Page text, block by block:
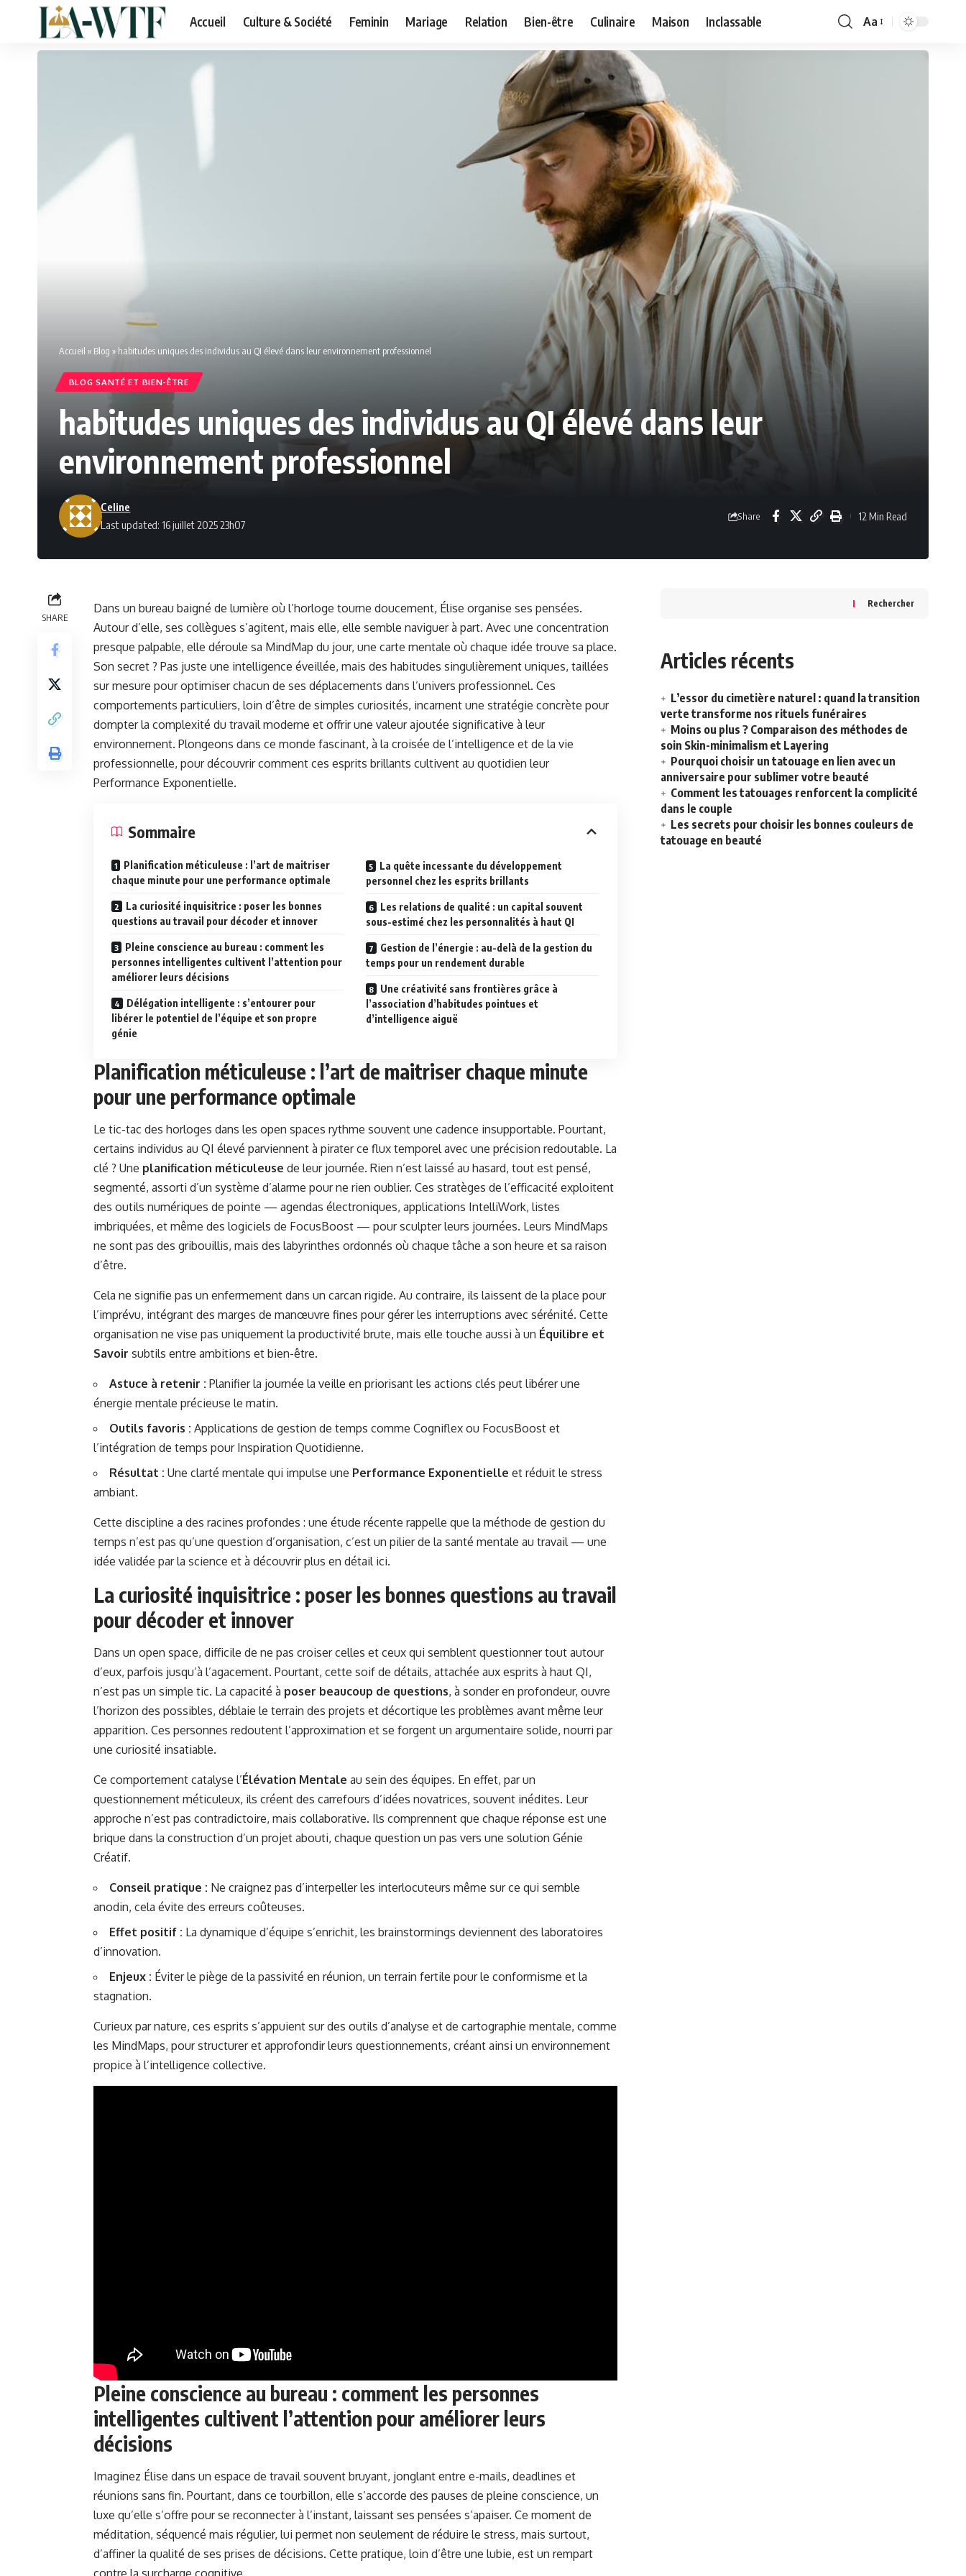
Accueil Culture & Société Feminin Mariage Relation Bien-être Culinaire Maison Inclassable
Font
Resizer
Aa
Accueil » Blog » habitudes uniques des individus au QI élevé dans leur environnement professionnel
BLOG SANTÉ ET BIEN-ÊTRE
habitudes uniques des individus au QI élevé dans leur
environnement professionnel
Last updated: 16 juillet 2025 23h07
Celine
Share 12 Min Read
SHARE
Dans un bureau baigné de lumière où l’horloge tourne doucement, Élise organise ses pensées.
Autour d’elle, ses collègues s’agitent, mais elle, elle semble naviguer à part. Avec une concentration
presque palpable, elle déroule sa MindMap du jour, une carte mentale où chaque idée trouve sa place.
Son secret ? Pas juste une intelligence éveillée, mais des habitudes singulièrement uniques, taillées
sur mesure pour optimiser chacun de ses déplacements dans l’univers professionnel. Ces
comportements particuliers, loin d’être de simples curiosités, incarnent une stratégie concrète pour
dompter la complexité du travail moderne et offrir une valeur ajoutée significative à leur
environnement. Plongeons dans ce monde fascinant, à la croisée de l’intelligence et de la vie
professionnelle, pour découvrir comment ces esprits brillants cultivent au quotidien leur
Performance Exponentielle.
Sommaire
Planification méticuleuse : l’art de maitriser
chaque minute pour une performance optimale
La curiosité inquisitrice : poser les bonnes
questions au travail pour décoder et innover
Pleine conscience au bureau : comment les
personnes intelligentes cultivent l’attention pour
améliorer leurs décisions
Délégation intelligente : s’entourer pour
libérer le potentiel de l’équipe et son propre
génie
La quête incessante du développement
personnel chez les esprits brillants
Les relations de qualité : un capital souvent
sous-estimé chez les personnalités à haut QI
Gestion de l’énergie : au-delà de la gestion du
temps pour un rendement durable
Une créativité sans frontières grâce à
l’association d’habitudes pointues et
d’intelligence aiguë
Planification méticuleuse : l’art de maitriser chaque minute
pour une performance optimale
Le tic-tac des horloges dans les open spaces rythme souvent une cadence insupportable. Pourtant,
certains individus au QI élevé parviennent à pirater ce flux temporel avec une précision redoutable. La
clé ? Une planification méticuleuse de leur journée. Rien n’est laissé au hasard, tout est pensé,
segmenté, assorti d’un système d’alarme pour ne rien oublier. Ces stratèges de l’efficacité exploitent
des outils numériques de pointe — agendas électroniques, applications IntelliWork, listes
imbriquées, et même des logiciels de FocusBoost — pour sculpter leurs journées. Leurs MindMaps
ne sont pas des gribouillis, mais des labyrinthes ordonnés où chaque tâche a son heure et sa raison
d’être.
Cela ne signifie pas un enfermement dans un carcan rigide. Au contraire, ils laissent de la place pour
l’imprévu, intégrant des marges de manœuvre fines pour gérer les interruptions avec sérénité. Cette
organisation ne vise pas uniquement la productivité brute, mais elle touche aussi à un Équilibre et
Savoir subtils entre ambitions et bien-être.
Astuce à retenir : Planifier la journée la veille en priorisant les actions clés peut libérer une
énergie mentale précieuse le matin.
Outils favoris : Applications de gestion de temps comme Cogniflex ou FocusBoost et
l’intégration de temps pour Inspiration Quotidienne.
Résultat : Une clarté mentale qui impulse une Performance Exponentielle et réduit le stress
ambiant.
Cette discipline a des racines profondes : une étude récente rappelle que la méthode de gestion du
temps n’est pas qu’une question d’organisation, c’est un pilier de la santé mentale au travail — une
idée validée par la science et à découvrir plus en détail ici.
La curiosité inquisitrice : poser les bonnes questions au travail
pour décoder et innover
Dans un open space, difficile de ne pas croiser celles et ceux qui semblent questionner tout autour
d’eux, parfois jusqu’à l’agacement. Pourtant, cette soif de détails, attachée aux esprits à haut QI,
n’est pas un simple tic. La capacité à poser beaucoup de questions, à sonder en profondeur, ouvre
l’horizon des possibles, déblaie le terrain des projets et décortique les problèmes avant même leur
apparition. Ces personnes redoutent l’approximation et se forgent un argumentaire solide, nourri par
une curiosité insatiable.
Ce comportement catalyse l’Élévation Mentale au sein des équipes. En effet, par un
questionnement méticuleux, ils créent des carrefours d’idées novatrices, souvent inédites. Leur
approche n’est pas contradictoire, mais collaborative. Ils comprennent que chaque réponse est une
brique dans la construction d’un projet abouti, chaque question un pas vers une solution Génie
Créatif.
Conseil pratique : Ne craignez pas d’interpeller les interlocuteurs même sur ce qui semble
anodin, cela évite des erreurs coûteuses.
Effet positif : La dynamique d’équipe s’enrichit, les brainstormings deviennent des laboratoires
d’innovation.
Enjeux : Éviter le piège de la passivité en réunion, un terrain fertile pour le conformisme et la
stagnation.
Curieux par nature, ces esprits s’appuient sur des outils d’analyse et de cartographie mentale, comme
les MindMaps, pour structurer et approfondir leurs questionnements, créant ainsi un environnement
propice à l’intelligence collective.
Pleine conscience au bureau : comment les personnes
intelligentes cultivent l’attention pour améliorer leurs
décisions
Imaginez Élise dans un espace de travail souvent bruyant, jonglant entre e-mails, deadlines et
réunions sans fin. Pourtant, dans ce tourbillon, elle s’accorde des pauses de pleine conscience, un
luxe qu’elle s’offre pour se reconnecter à l’instant, laissant ses pensées s’apaiser. Ce moment de
méditation, séquencé mais régulier, lui permet non seulement de réduire le stress, mais surtout,
d’affiner la qualité de ses prises de décisions. Cette pratique, loin d’être une lubie, est un rempart
Rechercher
Articles récents
L’essor du cimetière naturel : quand la transition
verte transforme nos rituels funéraires
Moins ou plus ? Comparaison des méthodes de
soin Skin-minimalism et Layering
Pourquoi choisir un tatouage en lien avec un
anniversaire pour sublimer votre beauté
Comment les tatouages renforcent la complicité
dans le couple
Les secrets pour choisir les bonnes couleurs de
tatouage en beauté